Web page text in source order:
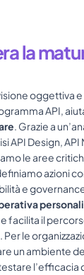
la
oggettiva
API,
. Grazie a
API Design,
le aree
azioni
e
e facilita il
le
un ambiente
l’efficacia